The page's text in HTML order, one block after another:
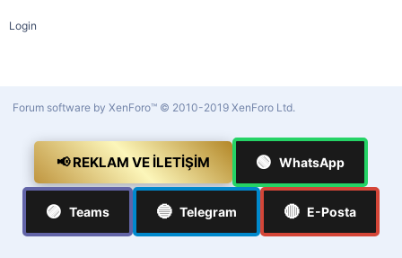
Login
Forum software by XenForo™ © 2010-2019 XenForo Ltd.
📢 REKLAM VE İLETIŞIM 🟢 WhatsApp
🟣 Teams 🔵 Telegram 🔴 E-Posta